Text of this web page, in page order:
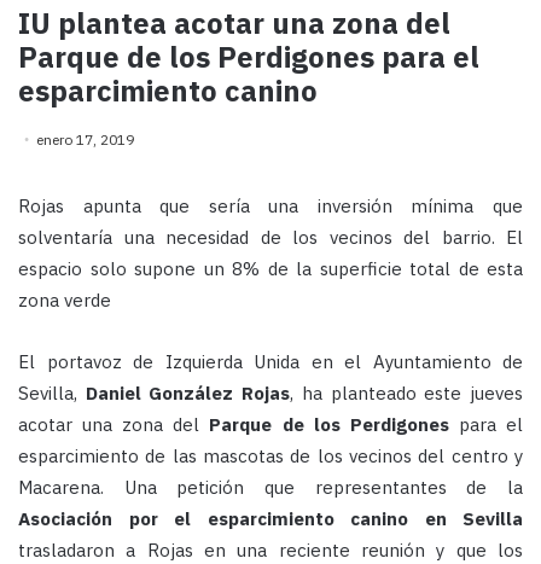
IU plantea acotar una zona del
Parque de los Perdigones para el
esparcimiento canino
enero 17, 2019
Rojas apunta que sería una inversión mínima que
solventaría una necesidad de los vecinos del barrio. El
espacio solo supone un 8% de la superficie total de esta
zona verde
El portavoz de Izquierda Unida en el Ayuntamiento de
Sevilla, Daniel González Rojas, ha planteado este jueves
acotar una zona del Parque de los Perdigonespara el
esparcimiento de las mascotas de los vecinos del centro y
Macarena. Una petición que representantes de la
Asociación por el esparcimiento canino en Sevilla
trasladaron a Rojas en una reciente reunión y que los